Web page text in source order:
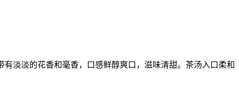
淡淡的花香和毫香，口感鲜醇爽口，滋味清甜。茶汤入口柔和